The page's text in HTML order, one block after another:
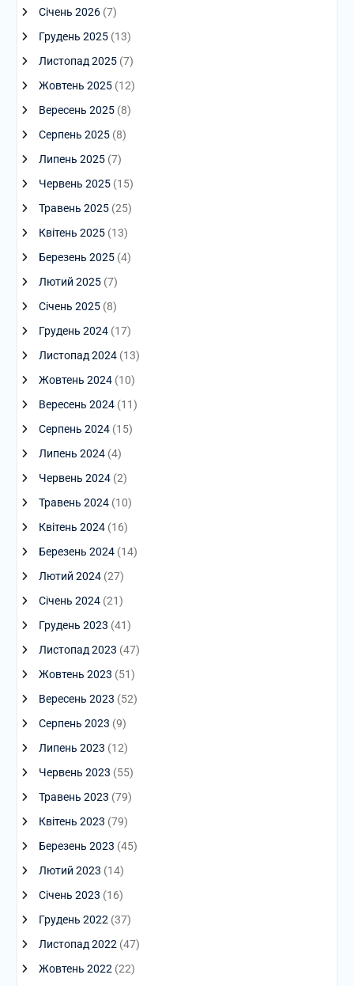
Січень 2026(7)
Грудень 2025(13)
Листопад 2025(7)
Жовтень 2025(12)
Вересень 2025(8)
Серпень 2025(8)
Липень 2025(7)
Червень 2025(15)
Травень 2025(25)
Квітень 2025(13)
Березень 2025(4)
Лютий 2025(7)
Січень 2025(8)
Грудень 2024(17)
Листопад 2024(13)
Жовтень 2024(10)
Вересень 2024(11)
Серпень 2024(15)
Липень 2024(4)
Червень 2024(2)
Травень 2024(10)
Квітень 2024(16)
Березень 2024(14)
Лютий 2024(27)
Січень 2024(21)
Грудень 2023 (41)
Листопад 2023 (47)
Жовтень 2023 (51)
Вересень 2023 (52)
Серпень 2023 (9)
Липень 2023 (12)
Червень 2023 (55)
Травень 2023 (79)
Квітень 2023 (79)
Березень 2023 (45)
Лютий 2023 (14)
Січень 2023 (16)
Грудень 2022 (37)
Листопад 2022 (47)
Жовтень 2022 (22)